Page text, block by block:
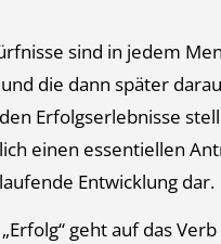
sind in jedem
die dann später
Erfolgserlebnisse
einen essentiellen
Entwicklung dar.
geht auf das